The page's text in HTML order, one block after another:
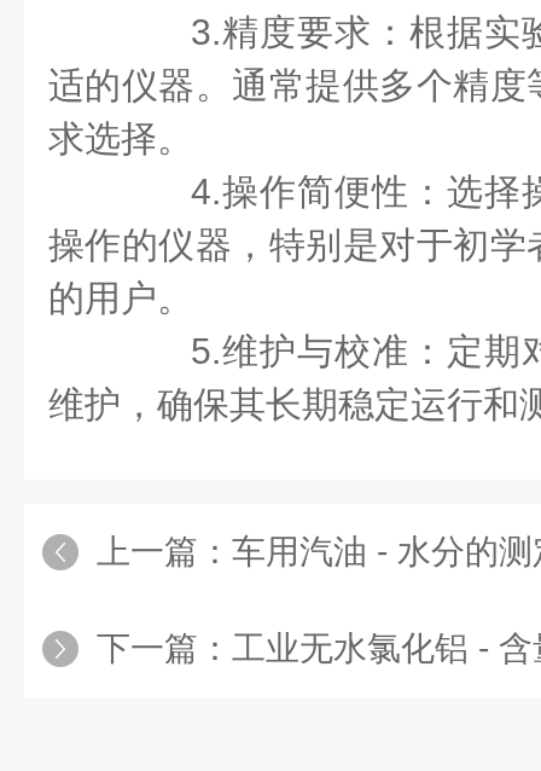
3.精度要求：根据实
适的仪器。通常提供多个精
求选择。
4.操作简便性：选择
操作的仪器，特别是对于初
的用户。
5.维护与校准：定期
维护，确保其长期稳定运行和
上一篇： 车用汽油 - 水分的
下一篇： 工业无水氯化铝 -